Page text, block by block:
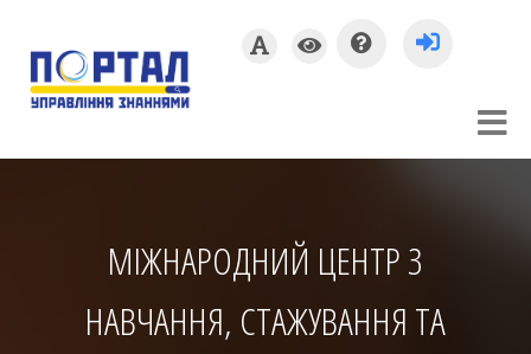
МІЖНАРОДНИЙ ЦЕНТР З
НАВЧАННЯ, СТАЖУВАННЯ ТА